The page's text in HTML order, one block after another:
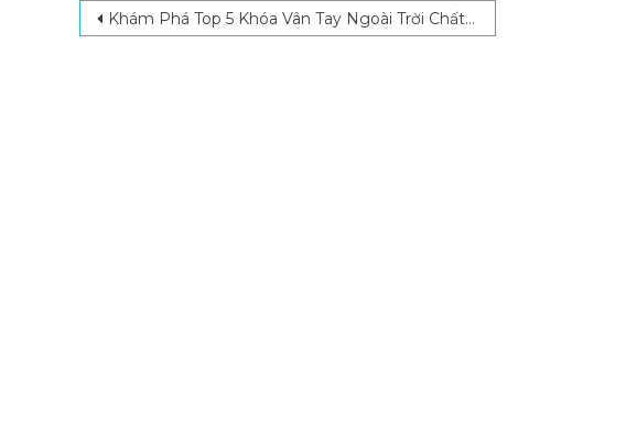
Post navigation
Khám Phá Top 5 Khóa Vân Tay Ngoài Trời Chất Lượng Tốt Nhất Hiện Nay